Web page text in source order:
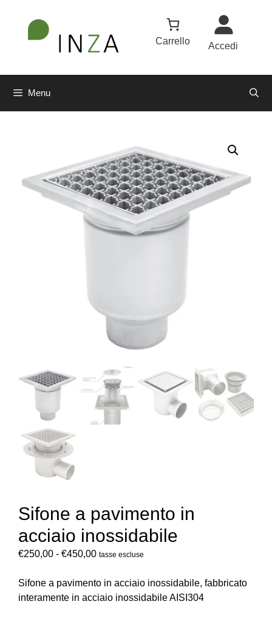
Carrello Accedi
Menu
Sifone a pavimento in
acciaio inossidabile
€250,00 - €450,00 tasse escluse
Sifone a pavimento in acciaio inossidabile, fabbricato
interamente in acciaio inossidabile AISI304